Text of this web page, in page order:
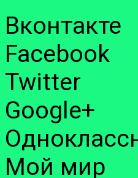
Вконтакте
Facebook
Twitter
Google+
Мой мир